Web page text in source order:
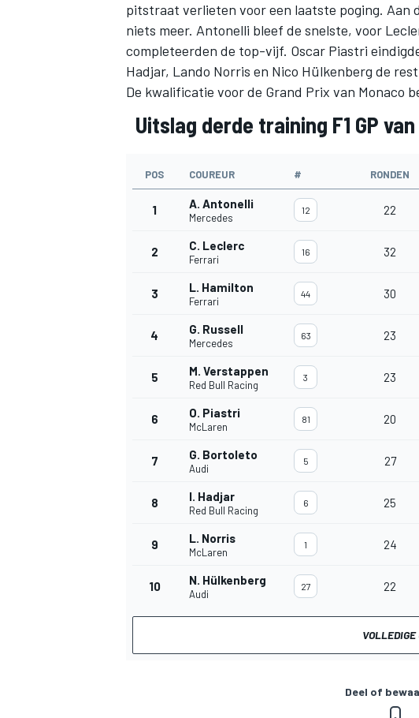
pitstraat verlieten voor een laatste poging.
niets meer. Antonelli bleef de snelste, voor
completeerden de top-vijf. Oscar Piastri
Hadjar, Lando Norris en Nico Hülkenberg de
De kwalificatie voor de Grand Prix van Monaco
Uitslag derde training F1 GP
POS COUREUR # RONDEN
1 A. Antonelli
Mercedes
12 22
2 C. Leclerc
Ferrari
16 32
3 L. Hamilton
Ferrari
44 30
4 G. Russell
Mercedes
63 23
5 M. Verstappen
Red Bull Racing
3 23
6 O. Piastri
McLaren
81 20
7 G. Bortoleto
Audi
5 27
8 I. Hadjar
Red Bull Racing
6 25
9 L. Norris
McLaren
1 24
10 N. Hülkenberg
Audi
27 22
Deel of